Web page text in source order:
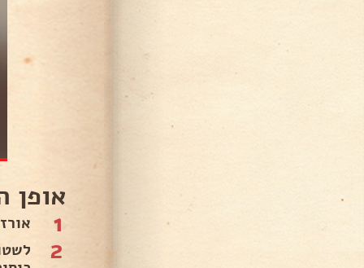
אופן
1
2